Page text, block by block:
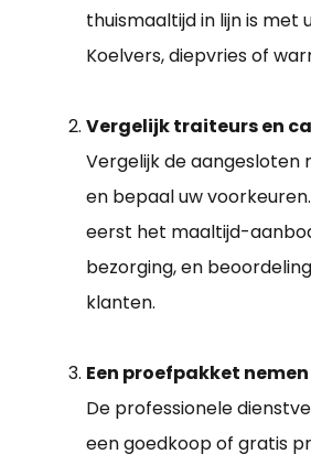
thuismaaltijd in lijn is met
Koelvers, diepvries of
Vergelijk traiteurs en
Vergelijk de aangesloten
en bepaal uw
eerst het maaltijd-
bezorging, en
klanten.
Een proefpakket nemen
De professionele
een goedkoop of gratis